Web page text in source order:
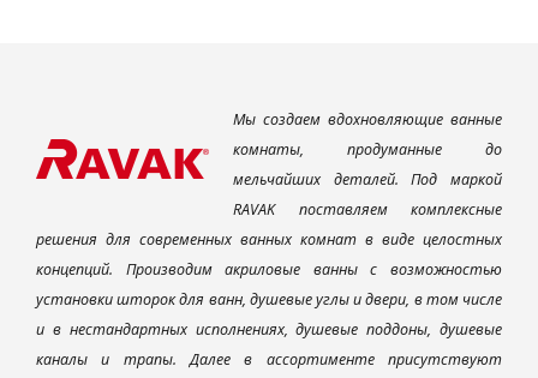
Мы создаем вдохновляющие ванные
комнаты, продуманные до
мельчайших деталей. Под маркой
RAVAK поставляем комплексные
решения для современных ванных комнат в виде целостных
концепций. Производим акриловые ванны с возможностью
установки шторок для ванн, душевые углы и двери, в том числе
и в нестандартных исполнениях, душевые поддоны, душевые
каналы и трапы. Далее в ассортименте присутствуют